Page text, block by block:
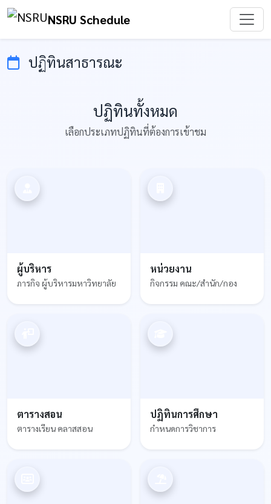
NSRU Schedule
ปฏิทินสาธารณะ
ปฏิทินทั้งหมด
เลือกประเภทปฏิทินที่ต้องการเข้าชม
ผู้บริหาร
ภารกิจ ผู้บริหารมหาวิทยาลัย
หน่วยงาน
กิจกรรม คณะ/สำนัก/กอง
ตารางสอน
ตารางเรียน คลาสสอน
ปฏิทินการศึกษา
กำหนดการวิชาการ